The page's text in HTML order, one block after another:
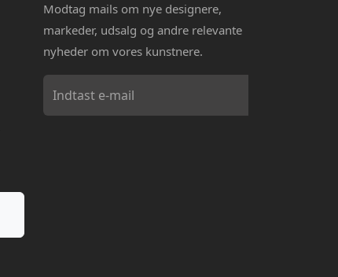
Modtag mails om nye designere,
markeder, udsalg og andre relevante
nyheder om vores kunstnere.